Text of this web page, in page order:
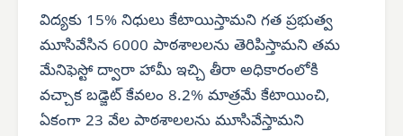
విద్యకు 15% నిధులు కేటాయిస్తామని గత ప్రభుత్వ
మూసివేసిన 6000 పాఠశాలలను తెరిపిస్తామని తమ
మేనిఫెస్టో ద్వారా హామీ ఇచ్చి తీరా అధికారంలోకి
వచ్చాక బడ్జెట్ కేవలం 8.2% మాత్రమే కేటాయించి,
ఏకంగా 23 వేల పాఠశాలలను మూసివేస్తామని